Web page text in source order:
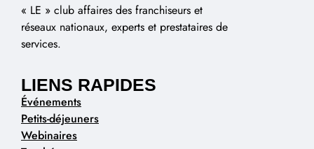
« LE » club affaires des franchiseurs et
réseaux nationaux, experts et prestataires de
services.
LIENS RAPIDES
Événements
Petits-déjeuners
Webinaires